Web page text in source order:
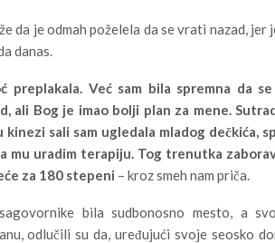
da je odmah poželela da se vrati nazad,
danas.
preplakala. Već sam bila spremna da
ali Bog je imao bolji plan za mene.
kinezi sali sam ugledala mladog dečkića,
mu uradim terapiju. Tog trenutka
za 180 stepeni – kroz smeh nam priča.
bila sudbonosno mesto, a
odlučili su da, uređujući svoje seosko